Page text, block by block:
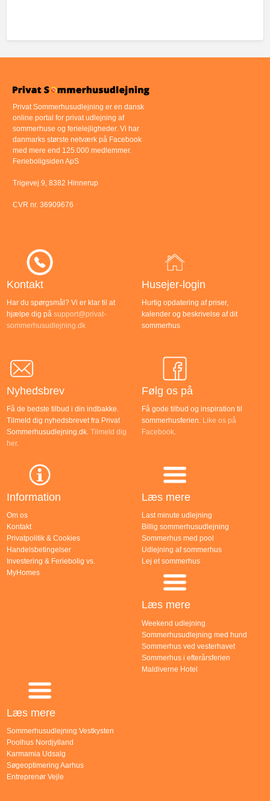
Privat Sommerhusudlejning er en dansk
online portal for privat udlejning af
sommerhuse og ferielejligheder. Vi har
danmarks største netværk på Facebook
med mere end 125.000 medlemmer.
Ferieboligsiden ApS
Trigevej 9, 8382 Hinnerup
CVR nr. 36909676
Kontakt
Har du spørgsmål? Vi er klar til at
hjælpe dig på support@privat-
sommerhusudlejning.dk
Husejer-login
Hurtig opdatering af priser,
kalender og beskrivelse af dit
sommerhus
Nyhedsbrev
Få de bedste tilbud i din indbakke.
Tilmeld dig nyhedsbrevet fra Privat
Sommerhusudlejning.dk.Tilmeld dig
her.
Følg os på
Få gode tilbud og inspiration til
sommerhusferien. Like os på
Facebook.
Information
Om os
Kontakt
Privatpolitik & Cookies
Handelsbetingelser
Investering & Feriebolig vs.
MyHomes
Læs mere
Last minute udlejning
Billig sommerhusudlejning
Sommerhus med pool
Udlejning af sommerhus
Lej et sommerhus
Læs mere
Weekend udlejning
Sommerhusudlejning med hund
Sommerhus ved vesterhavet
Sommerhus i efterårsferien
Maldiverne Hotel
Læs mere
Sommerhusudlejning Vestkysten
Poolhus Nordjylland
Karmamia Udsalg
Søgeoptimering Aarhus
Entreprenør Vejle